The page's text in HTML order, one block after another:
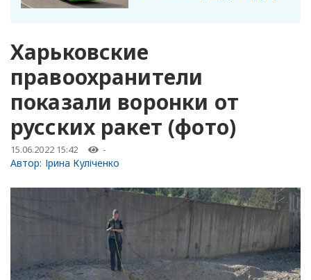
Харьковские
правоохранители
показали воронки от
русских ракет (фото)
15.06.2022 15:42 -
Автор: Ірина Куліченко